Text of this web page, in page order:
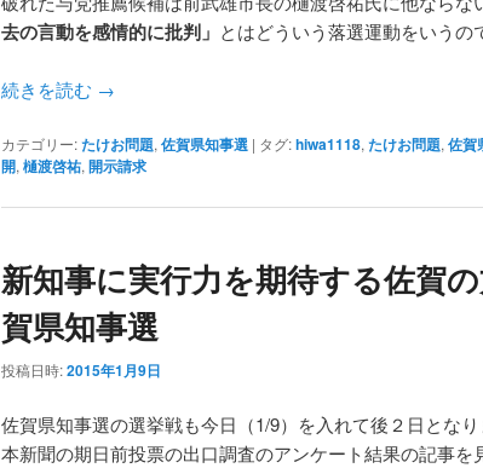
去の言動を感情的に批判」 とはどういう落選運動をいうの
続きを読む →
カテゴリー:たけお問題, 佐賀県知事選 | タグ:hiwa1118, たけお問題, 佐賀
開, 樋渡啓祐, 開示請求
新知事に実行力を期待する佐賀
賀県知事選
投稿日時:2015年1月9日
佐賀県知事選の選挙戦も今日（1/9）を入れて後２日とな
本新聞の期日前投票の出口調査のアンケート結果の記事を